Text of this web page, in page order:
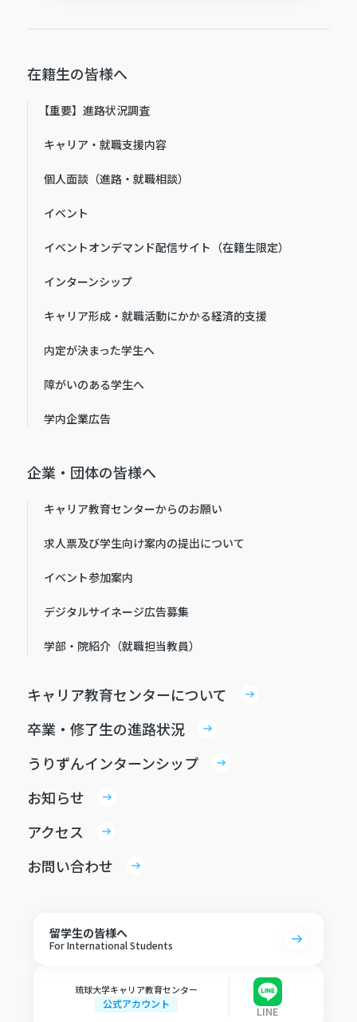
在籍生の皆様へ
【重要】進路状況調査
キャリア・就職支援内容
個人面談（進路・就職相談）
イベント
イベントオンデマンド配信サイト（在籍生限定）
インターンシップ
キャリア形成・就職活動にかかる経済的支援
内定が決まった学生へ
障がいのある学生へ
学内企業広告
企業・団体の皆様へ
キャリア教育センターからのお願い
求人票及び学生向け案内の提出について
イベント参加案内
デジタルサイネージ広告募集
学部・院紹介（就職担当教員）
キャリア教育センターについて
卒業・修了生の進路状況
うりずんインターンシップ
お知らせ
アクセス
お問い合わせ
留学生の皆様へ
For International Students
琉球大学キャリア教育センター
公式アカウント
LINE